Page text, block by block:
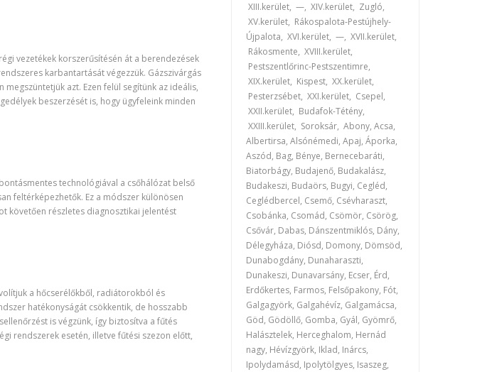
vezetékek korszerűsítésén át a berendezések
karbantartását végezzük. Gázszivárgás
azt. Ezen felül segítünk az ideális,
beszerzését is, hogy ügyfeleink minden
technológiával a csőhálózat belső
feltérképezhetők. Ez a módszer különösen
követően részletes diagnosztikai jelentést
a hőcserélőkből, radiátorokból és
hatékonyságát csökkentik, de hosszabb
is végzünk, így biztosítva a fűtés
rendszerek esetén, illetve fűtési szezon előtt,
XIII.kerület, —, XIV.kerület, Zugló,
XV.kerület, Rákospalota-Pestújhely-
Újpalota, XVI.kerület, —, XVII.kerület,
Rákosmente, XVIII.kerület,
Pestszentlőrinc-Pestszentimre,
XIX.kerület, Kispest, XX.kerület,
Pesterzsébet, XXI.kerület, Csepel,
XXII.kerület, Budafok-Tétény,
XXIII.kerület, Soroksár, Abony, Acsa,
Albertirsa, Alsónémedi, Apaj, Áporka,
Aszód, Bag, Bénye, Bernecebaráti,
Biatorbágy, Budajenő, Budakalász,
Budakeszi, Budaörs, Bugyi, Cegléd,
Ceglédbercel, Csemő, Csévharaszt,
Csobánka, Csomád, Csömör, Csörög,
Csővár, Dabas, Dánszentmiklós, Dány,
Délegyháza, Diósd, Domony, Dömsöd,
Dunabogdány, Dunaharaszti,
Dunakeszi, Dunavarsány, Ecser, Érd,
Erdőkertes, Farmos, Felsőpakony, Fót,
Galgagyörk, Galgahévíz, Galgamácsa,
Göd, Gödöllő, Gomba, Gyál, Gyömrő,
Halásztelek, Herceghalom, Hernád
nagy, Hévízgyörk, Iklad, Inárcs,
Ipolydamásd, Ipolytölgyes, Isaszeg,